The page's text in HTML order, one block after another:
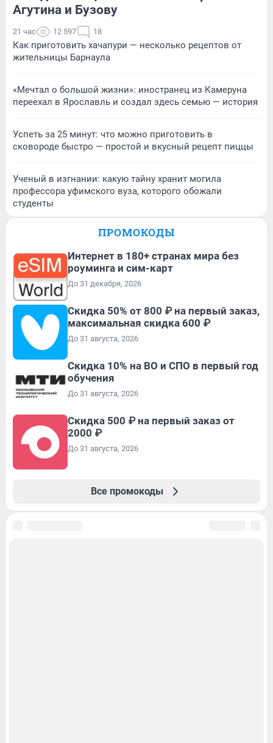
Агутина и Бузову
21 час 12 597 18
Как приготовить хачапури — несколько рецептов от
жительницы Барнаула
«Мечтал о большой жизни»: иностранец из Камеруна
переехал в Ярославль и создал здесь семью — история
Успеть за 25 минут: что можно приготовить в
сковороде быстро — простой и вкусный рецепт пиццы
Ученый в изгнании: какую тайну хранит могила
профессора уфимского вуза, которого обожали
студенты
ПРОМОКОДЫ
Интернет в 180+ странах мира без
роуминга и сим-карт
До 31 декабря, 2026
Скидка 50% от 800 ₽ на первый заказ,
максимальная скидка 600 ₽
До 31 августа, 2026
Скидка 10% на ВО и СПО в первый год
обучения
До 31 августа, 2026
Скидка 500 ₽ на первый заказ от
2000 ₽
До 31 августа, 2026
Все промокоды